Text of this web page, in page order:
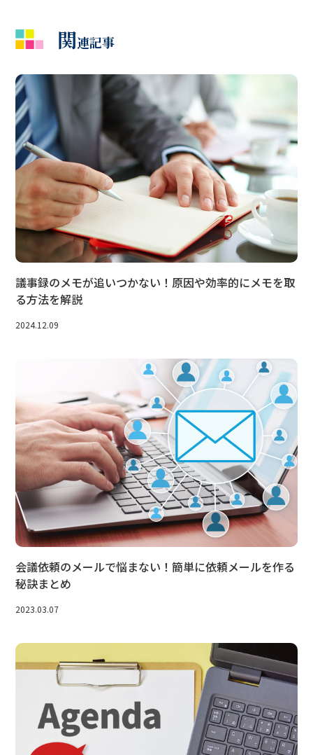
関連記事
議事録のメモが追いつかない！原因や効率的にメモを取
る方法を解説
2024.12.09
会議依頼のメールで悩まない！簡単に依頼メールを作る
秘訣まとめ
2023.03.07